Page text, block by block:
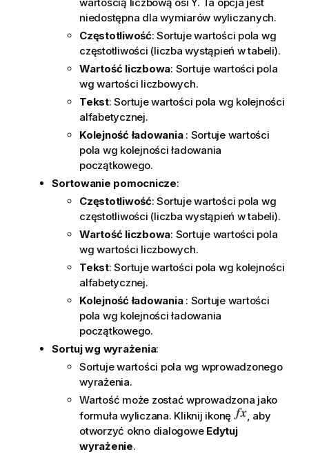
niedostępna dla wymiarów wyliczanych.
Częstotliwość: Sortuje wartości pola wg
częstotliwości (liczba wystąpień w tabeli).
Wartość liczbowa: Sortuje wartości pola
wg wartości liczbowych.
Tekst: Sortuje wartości pola wg kolejności
alfabetycznej.
Kolejność ładowania : Sortuje wartości
pola wg kolejności ładowania
początkowego.
Sortowanie pomocnicze:
Częstotliwość: Sortuje wartości pola wg
częstotliwości (liczba wystąpień w tabeli).
Wartość liczbowa: Sortuje wartości pola
wg wartości liczbowych.
Tekst: Sortuje wartości pola wg kolejności
alfabetycznej.
Kolejność ładowania : Sortuje wartości
pola wg kolejności ładowania
początkowego.
Sortuj wg wyrażenia:
Sortuje wartości pola wg wprowadzonego
wyrażenia.
Wartość może zostać wprowadzona jako
formuła wyliczana. Kliknij ikonę
, aby
otworzyć okno dialogowe Edytuj
wyrażenie.